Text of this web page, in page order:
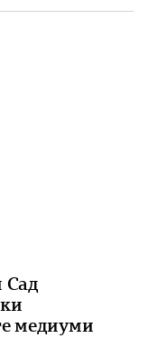
ја
Сад
медиуми